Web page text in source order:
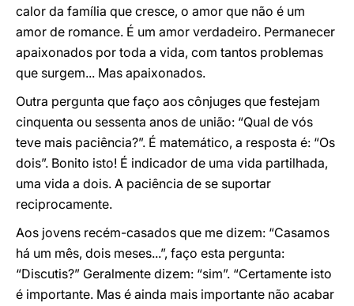
calor da família que cresce, o amor que não é um
amor de romance. É um amor verdadeiro. Permanecer
apaixonados por toda a vida, com tantos problemas
que surgem... Mas apaixonados.
Outra pergunta que faço aos cônjuges que festejam
cinquenta ou sessenta anos de união: “Qual de vós
teve mais paciência?”. É matemático, a resposta é: “Os
dois”. Bonito isto! É indicador de uma vida partilhada,
uma vida a dois. A paciência de se suportar
reciprocamente.
Aos jovens recém-casados que me dizem: “Casamos
há um mês, dois meses...”, faço esta pergunta:
“Discutis?” Geralmente dizem: “sim”. “Certamente isto
é importante. Mas é ainda mais importante não acabar